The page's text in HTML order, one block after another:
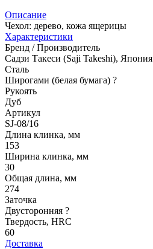
Описание
Чехол: дерево, кожа ящерицы
Характеристики
Бренд / Производитель
Садзи Такеси (Saji Takeshi), Япония
Сталь
Широгами (белая бумага) ?
Рукоять
Дуб
Артикул
SJ-08/16
Длина клинка, мм
153
Ширина клинка, мм
30
Общая длина, мм
274
Заточка
Двусторонняя ?
Твердость, HRC
60
Доставка